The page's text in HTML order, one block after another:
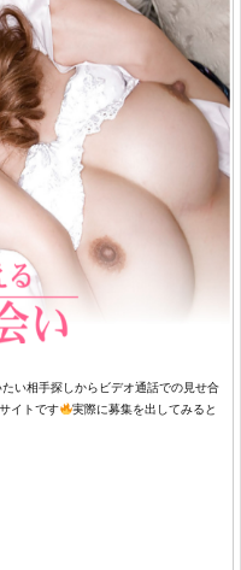
い相手探しからビデオ通話での見せ合
イトです
実際に募集を出してみると